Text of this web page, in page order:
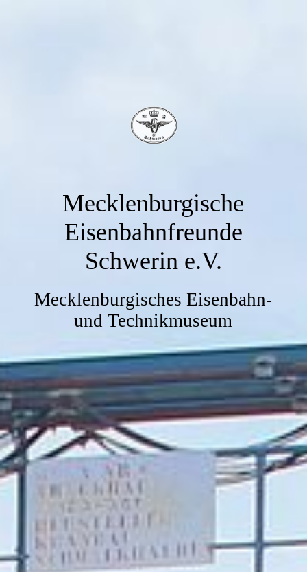
Mecklenburgische
Eisenbahnfreunde
Schwerin e.V.
Mecklenburgisches Eisenbahn-
und Technikmuseum